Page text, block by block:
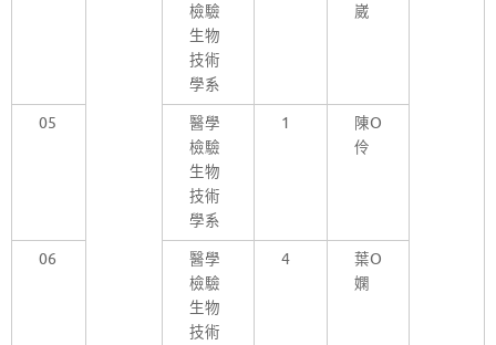
檢驗
生物
技術
學系
崴
05
醫學
檢驗
生物
技術
學系
1
陳O
伶
06
醫學
檢驗
生物
技術
4
葉O
嫻